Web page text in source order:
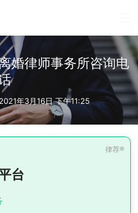
婚律师事务所咨询电
2021年3月16日 下午11:25
台